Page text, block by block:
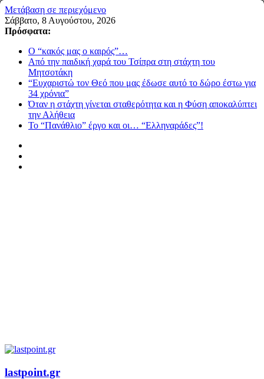
Μετάβαση σε περιεχόμενο
Σάββατο, 8 Αυγούστου, 2026
Πρόσφατα:
Ο “κακός μας ο καιρός”…
Από την παιδική χαρά του Τσίπρα στη στάχτη του
Μητσοτάκη
“Ευχαριστώ τον Θεό που μας έδωσε αυτό το δώρο έστω για
34 χρόνια”
Όταν η στάχτη γίνεται σταθερότητα και η Φύση αποκαλύπτει
την Αλήθεια
Το “Πανάθλιο” έργο και οι… “Ελληναράδες”!
lastpoint.gr